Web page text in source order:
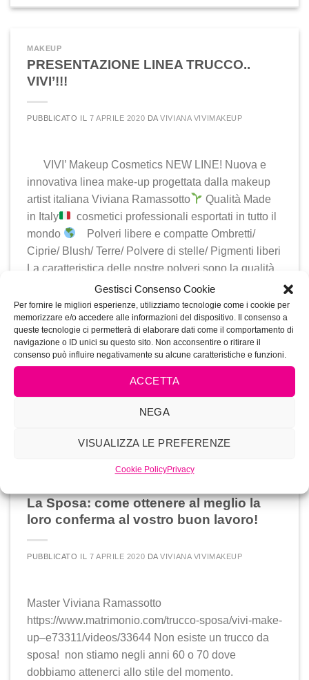
Gestisci Consenso Cookie
Per fornire le migliori esperienze, utilizziamo tecnologie come i cookie per
memorizzare e/o accedere alle informazioni del dispositivo. Il consenso a
queste tecnologie ci permetterà di elaborare dati come il comportamento di
navigazione o ID unici su questo sito. Non acconsentire o ritirare il
consenso può influire negativamente su alcune caratteristiche e funzioni.
ACCETTA
NEGA
VISUALIZZA LE PREFERENZE
Cookie PolicyPrivacy
MAKEUP
PRESENTAZIONE LINEA TRUCCO..
VIVI’!!!
PUBBLICATO IL 7 APRILE 2020 DAVIVIANA VIVIMAKEUP
VIVI’ Makeup Cosmetics NEW LINE! Nuova e
innovativa linea make-up progettata dalla makeup
artist italiana Viviana Ramassotto
Qualità Made
in Italy
cosmetici professionali esportati in tutto il
mondo
Polveri libere e compatte Ombretti/
Ciprie/ Blush/ Terre/ Polvere di stelle/ Pigmenti liberi
La caratteristica delle nostre polveri sono la qualità
CONTINUA A LEGGERE→
eyeshadow,fondo fluido
skincare
La Sposa: come ottenere al meglio la
loro conferma al vostro buon lavoro!
PUBBLICATO IL 7 APRILE 2020 DAVIVIANA VIVIMAKEUP
Master Viviana Ramassotto
https://www.matrimonio.com/trucco-sposa/vivi-make-
up–e73311/videos/33644 Non esiste un trucco da
sposa! non stiamo negli anni 60 o 70 dove
dobbiamo attenerci allo stile del momento.